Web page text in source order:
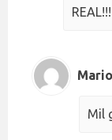
REAL!!!
Mario
Mil